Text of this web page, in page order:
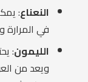
النعناع:
في المرارة
الليمون:
ويعد من